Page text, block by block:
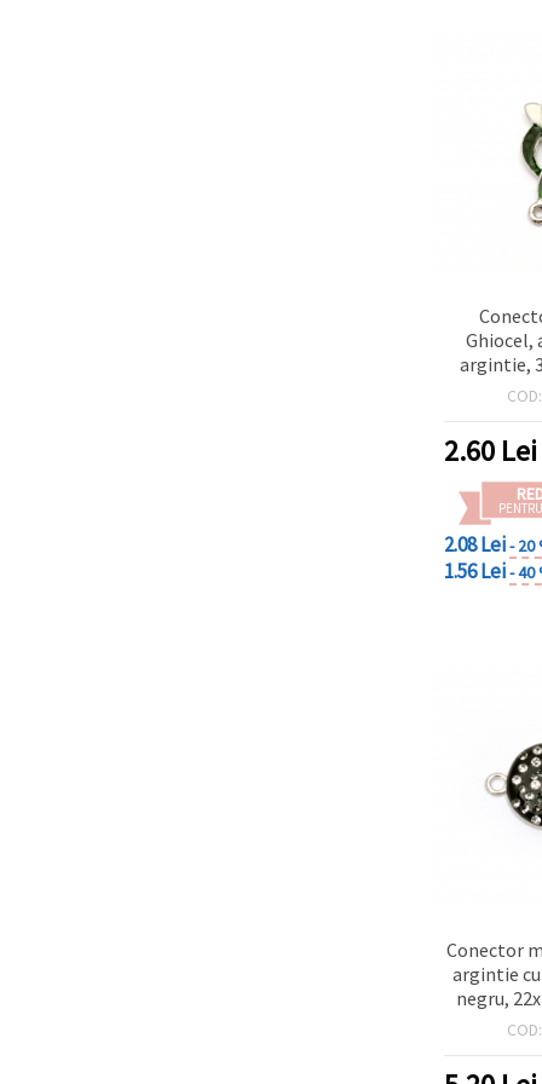
Ghiocel,
argintie,
orificiu 2
bijuterii
COD:
2.60 Lei
2.08 Lei- 20
1.56 Lei- 40
Conector
argintie
negru,
orificiuCOD: